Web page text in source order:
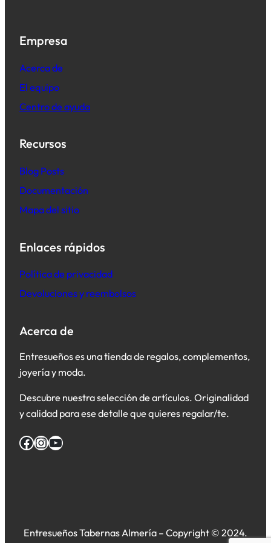
Empresa
Acerca de
El equipo
Centro de ayuda
Recursos
Blog Posts
Documentación
Mapa del sitio
Enlaces rápidos
Política de privacidad
Devoluciones y reembolsos
Acerca de
Entresueños es una tienda de regalos, complementos,
joyería y moda.
Descubre nuestra selección de artículos. Originalidad
y calidad para ese detalle que quieres regalar/te.
Facebook InstagramYouTube
Entresueños Tabernas Almería – Copyright © 2024.